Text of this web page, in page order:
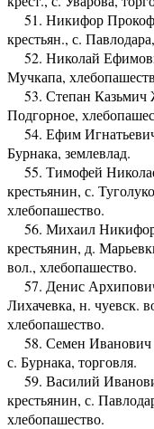
51. Никифор
крестьян., с.
52. Николай
Мучкапа,
53. Степан Казьмич
Подгорное,
54. Ефим
Бурнака, землевлад.
55. Тимофей
крестьянин, с.
хлебопашество.
56. Михаил
крестьянин, д.
вол., хлебопашество.
57. Денис
Лихачевка, н. чуевск.
хлебопашество.
58. Семен Иванович
с. Бурнака, торговля.
59. Василий
крестьянин, с.
хлебопашество.